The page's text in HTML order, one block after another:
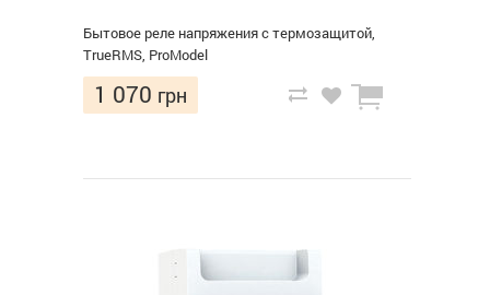
Бытовое реле напряжения с термозащитой,
TrueRMS, ProModel
1 070 грн